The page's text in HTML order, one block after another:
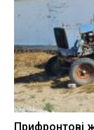
Прифронтові